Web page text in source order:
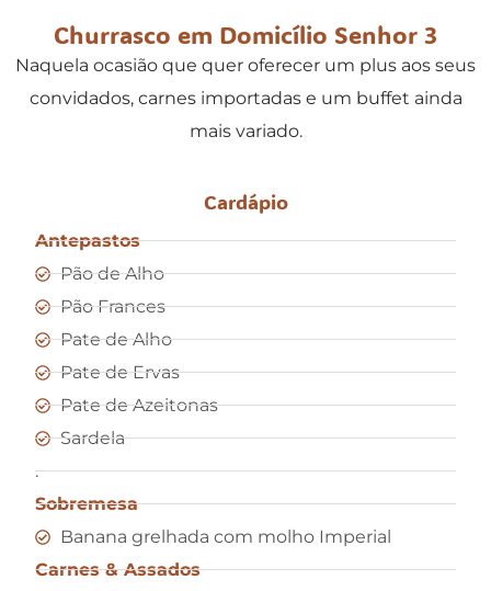
Churrasco em Domicílio Senhor 3
Naquela ocasião que quer oferecer um plus aos seus
convidados, carnes importadas e um buffet ainda
mais variado.
Cardápio
Antepastos
Pão de Alho
Pão Frances
Pate de Alho
Pate de Ervas
Pate de Azeitonas
Sardela
.
Sobremesa
Banana grelhada com molho Imperial
Carnes & Assados